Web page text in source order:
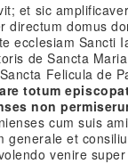
et sic
directum domus
ecclesiam Sancti
de Sancta Maria
Felicula de
totum
non
cum suis
generale et
venire super